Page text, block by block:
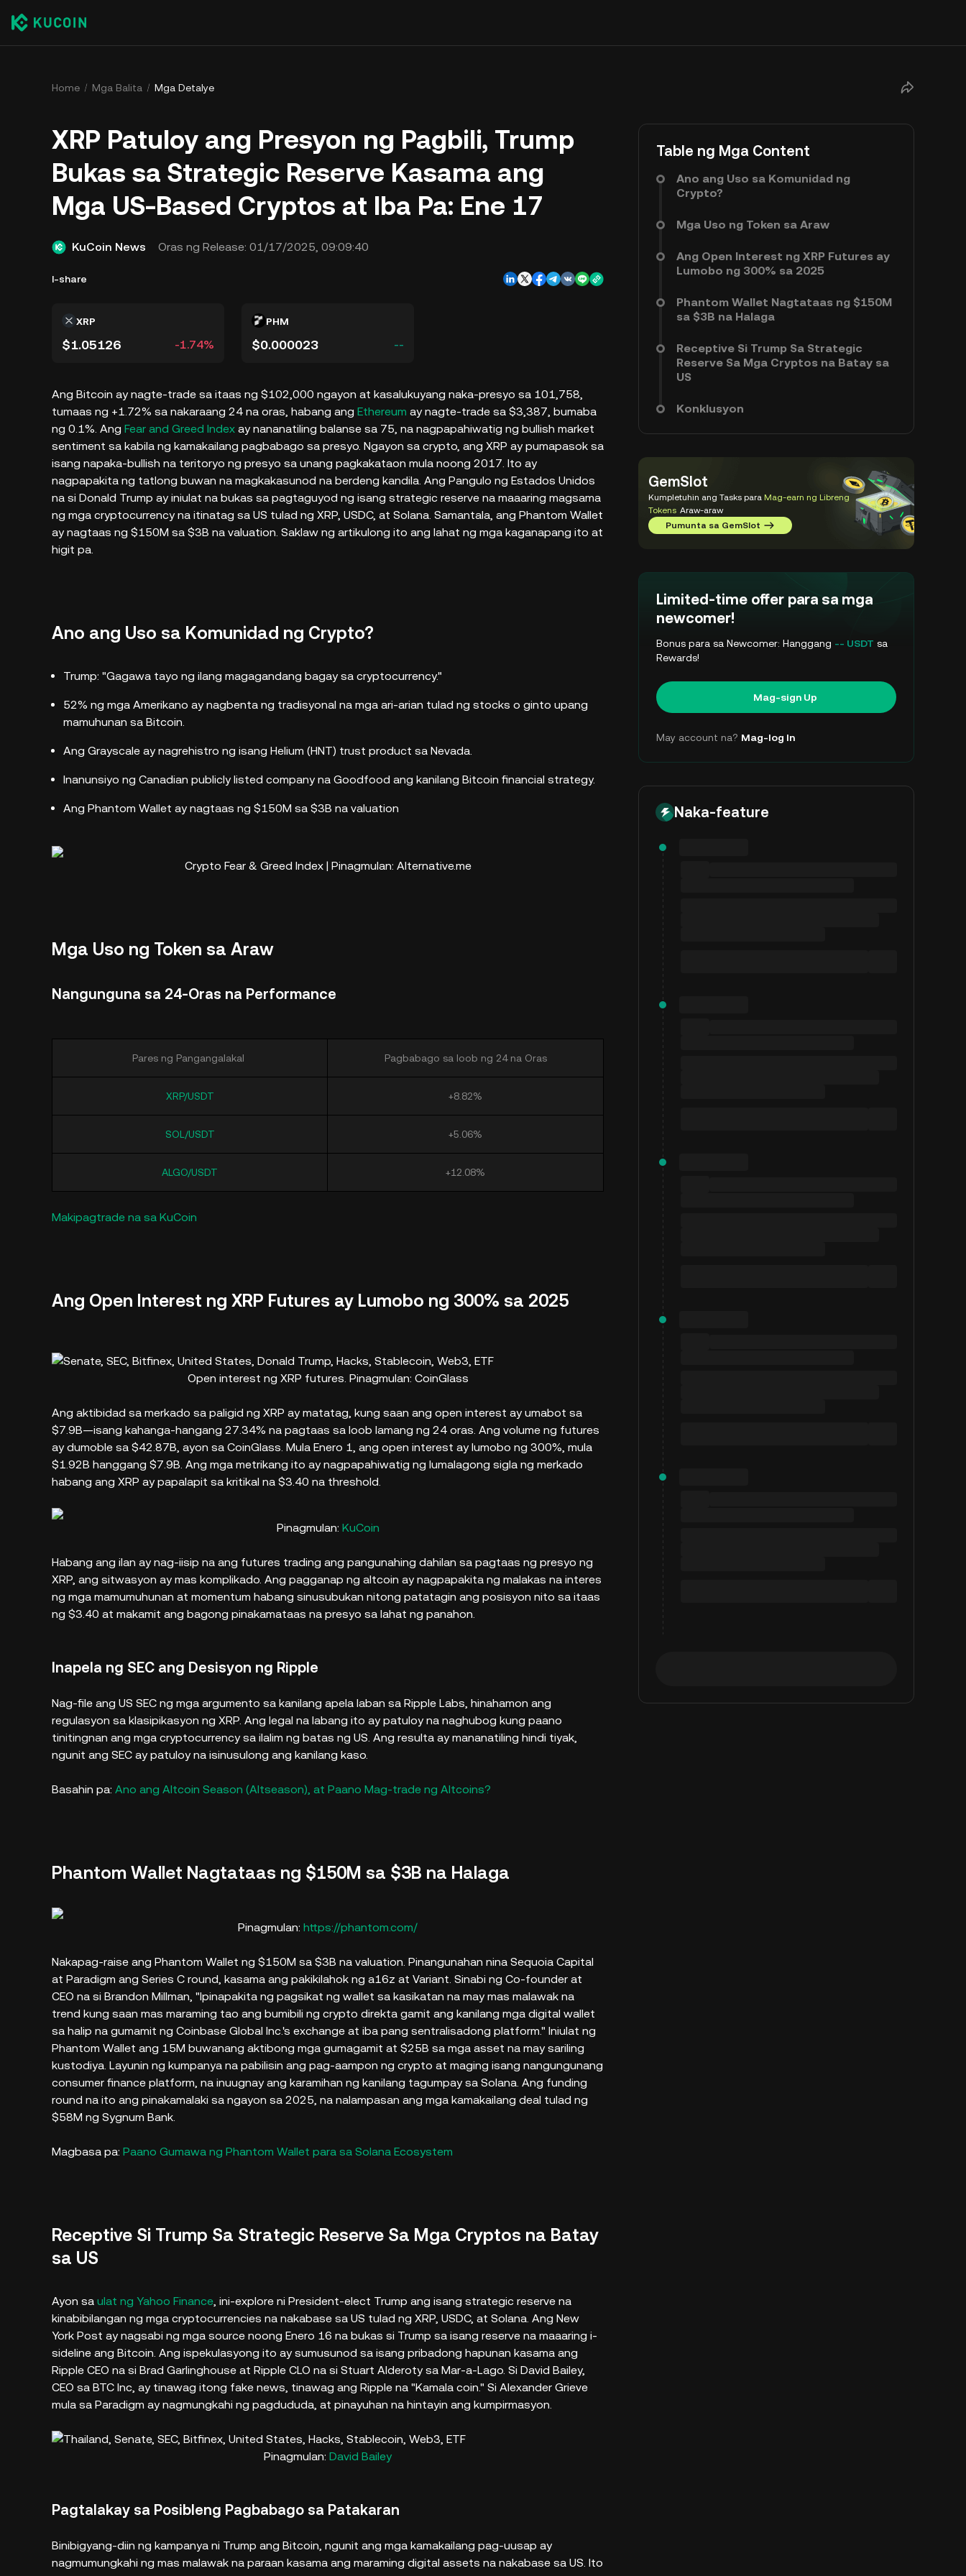
Home Mga Balita Mga Detalye
XRP Patuloy ang Presyon ng Pagbili, Trump
Bukas sa Strategic Reserve Kasama ang
Mga US-Based Cryptos at Iba Pa: Ene 17
KuCoin News Oras ng Release: 01/17/2025, 09:09:40
I-share
XRP
$1.05126 -1.74%
PHM
$0.000023 --
Ang Bitcoin ay nagte-trade sa itaas ng $102,000 ngayon at kasalukuyang naka-presyo sa 101,758,
tumaas ng +1.72% sa nakaraang 24 na oras, habang ang Ethereum ay nagte-trade sa $3,387, bumaba
ng 0.1%. Ang Fear and Greed Index ay nananatiling balanse sa 75, na nagpapahiwatig ng bullish market
sentiment sa kabila ng kamakailang pagbabago sa presyo. Ngayon sa crypto, ang XRP ay pumapasok sa
isang napaka-bullish na teritoryo ng presyo sa unang pagkakataon mula noong 2017. Ito ay
nagpapakita ng tatlong buwan na magkakasunod na berdeng kandila. Ang Pangulo ng Estados Unidos
na si Donald Trump ay iniulat na bukas sa pagtaguyod ng isang strategic reserve na maaaring magsama
ng mga cryptocurrency na itinatag sa US tulad ng XRP, USDC, at Solana. Samantala, ang Phantom Wallet
ay nagtaas ng $150M sa $3B na valuation. Saklaw ng artikulong ito ang lahat ng mga kaganapang ito at
higit pa.
Ano ang Uso sa Komunidad ng Crypto?
Trump: "Gagawa tayo ng ilang magagandang bagay sa cryptocurrency."
52% ng mga Amerikano ay nagbenta ng tradisyonal na mga ari-arian tulad ng stocks o ginto upang
mamuhunan sa Bitcoin.
Ang Grayscale ay nagrehistro ng isang Helium (HNT) trust product sa Nevada.
Inanunsiyo ng Canadian publicly listed company na Goodfood ang kanilang Bitcoin financial strategy.
Ang Phantom Wallet ay nagtaas ng $150M sa $3B na valuation
Crypto Fear & Greed Index | Pinagmulan: Alternative.me
Mga Uso ng Token sa Araw
Nangunguna sa 24-Oras na Performance
Pares ng Pangangalakal Pagbabago sa loob ng 24 na Oras
XRP/USDT +8.82%
SOL/USDT +5.06%
ALGO/USDT +12.08%
Makipagtrade na sa KuCoin
Ang Open Interest ng XRP Futures ay Lumobo ng 300% sa 2025
Open interest ng XRP futures. Pinagmulan: CoinGlass
Ang aktibidad sa merkado sa paligid ng XRP ay matatag, kung saan ang open interest ay umabot sa
$7.9B—isang kahanga-hangang 27.34% na pagtaas sa loob lamang ng 24 oras. Ang volume ng futures
ay dumoble sa $42.87B, ayon sa CoinGlass. Mula Enero 1, ang open interest ay lumobo ng 300%, mula
$1.92B hanggang $7.9B. Ang mga metrikang ito ay nagpapahiwatig ng lumalagong sigla ng merkado
habang ang XRP ay papalapit sa kritikal na $3.40 na threshold.
Pinagmulan: KuCoin
Habang ang ilan ay nag-iisip na ang futures trading ang pangunahing dahilan sa pagtaas ng presyo ng
XRP, ang sitwasyon ay mas komplikado. Ang pagganap ng altcoin ay nagpapakita ng malakas na interes
ng mga mamumuhunan at momentum habang sinusubukan nitong patatagin ang posisyon nito sa itaas
ng $3.40 at makamit ang bagong pinakamataas na presyo sa lahat ng panahon.
Inapela ng SEC ang Desisyon ng Ripple
Nag-file ang US SEC ng mga argumento sa kanilang apela laban sa Ripple Labs, hinahamon ang
regulasyon sa klasipikasyon ng XRP. Ang legal na labang ito ay patuloy na naghubog kung paano
tinitingnan ang mga cryptocurrency sa ilalim ng batas ng US. Ang resulta ay mananatiling hindi tiyak,
ngunit ang SEC ay patuloy na isinusulong ang kanilang kaso.
Basahin pa: Ano ang Altcoin Season (Altseason), at Paano Mag-trade ng Altcoins?
Phantom Wallet Nagtataas ng $150M sa $3B na Halaga
Pinagmulan: https://phantom.com/
Nakapag-raise ang Phantom Wallet ng $150M sa $3B na valuation. Pinangunahan nina Sequoia Capital
at Paradigm ang Series C round, kasama ang pakikilahok ng a16z at Variant. Sinabi ng Co-founder at
CEO na si Brandon Millman, "Ipinapakita ng pagsikat ng wallet sa kasikatan na may mas malawak na
trend kung saan mas maraming tao ang bumibili ng crypto direkta gamit ang kanilang mga digital wallet
sa halip na gumamit ng Coinbase Global Inc.'s exchange at iba pang sentralisadong platform." Iniulat ng
Phantom Wallet ang 15M buwanang aktibong mga gumagamit at $25B sa mga asset na may sariling
kustodiya. Layunin ng kumpanya na pabilisin ang pag-aampon ng crypto at maging isang nangungunang
consumer finance platform, na inuugnay ang karamihan ng kanilang tagumpay sa Solana. Ang funding
round na ito ang pinakamalaki sa ngayon sa 2025, na nalampasan ang mga kamakailang deal tulad ng
$58M ng Sygnum Bank.
Magbasa pa: Paano Gumawa ng Phantom Wallet para sa Solana Ecosystem
Receptive Si Trump Sa Strategic Reserve Sa Mga Cryptos na Batay
sa US
Ayon sa ulat ng Yahoo Finance, ini-explore ni President-elect Trump ang isang strategic reserve na
kinabibilangan ng mga cryptocurrencies na nakabase sa US tulad ng XRP, USDC, at Solana. Ang New
York Post ay nagsabi ng mga source noong Enero 16 na bukas si Trump sa isang reserve na maaaring i-
sideline ang Bitcoin. Ang ispekulasyong ito ay sumusunod sa isang pribadong hapunan kasama ang
Ripple CEO na si Brad Garlinghouse at Ripple CLO na si Stuart Alderoty sa Mar-a-Lago. Si David Bailey,
CEO sa BTC Inc, ay tinawag itong fake news, tinawag ang Ripple na "Kamala coin." Si Alexander Grieve
mula sa Paradigm ay nagmungkahi ng pagdududa, at pinayuhan na hintayin ang kumpirmasyon.
Pinagmulan: David Bailey
Pagtalakay sa Posibleng Pagbabago sa Patakaran
Binibigyang-diin ng kampanya ni Trump ang Bitcoin, ngunit ang mga kamakailang pag-uusap ay
nagmumungkahi ng mas malawak na paraan kasama ang maraming digital assets na nakabase sa US. Ito
Table ng Mga Content
Ano ang Uso sa Komunidad ng
Crypto?
Mga Uso ng Token sa Araw
Ang Open Interest ng XRP Futures ay
Lumobo ng 300% sa 2025
Phantom Wallet Nagtataas ng $150M
sa $3B na Halaga
Receptive Si Trump Sa Strategic
Reserve Sa Mga Cryptos na Batay sa
US
Konklusyon
GemSlot
Kumpletuhin ang Tasks para Mag-earn ng Libreng
Tokens Araw-araw
Pumunta sa GemSlot
Limited-time offer para sa mga
newcomer!
Bonus para sa Newcomer: Hanggang -- USDT sa
Rewards!
Mag-sign Up
May account na? Mag-log In
Naka-feature